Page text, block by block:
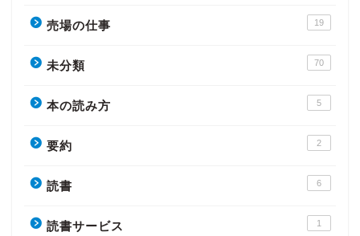
売場の仕事 19
未分類 70
本の読み方 5
要約 2
読書 6
読書サービス 1